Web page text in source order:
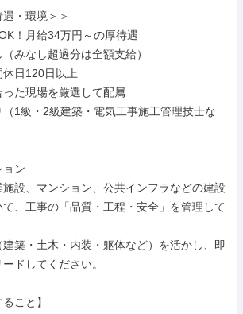
・環境＞＞
！月給34万円～の厚待遇
みなし超過分は全額支給）
日120日以上
た現場を厳選して配属
1級・2級建築・電気工事施工管理技士な
ン
設、マンション、公共インフラなどの建設
、工事の「品質・工程・安全」を管理して
築・土木・内装・躯体など）を活かし、即
ドしてください。
こと】